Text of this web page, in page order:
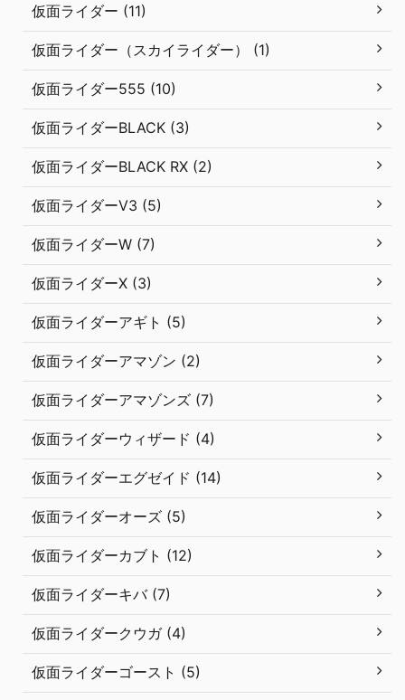
仮面ライダー (11)
仮面ライダー（スカイライダー） (1)
仮面ライダー555 (10)
仮面ライダーBLACK (3)
仮面ライダーBLACK RX (2)
仮面ライダーV3 (5)
仮面ライダーW (7)
仮面ライダーX (3)
仮面ライダーアギト (5)
仮面ライダーアマゾン (2)
仮面ライダーアマゾンズ (7)
仮面ライダーウィザード (4)
仮面ライダーエグゼイド (14)
仮面ライダーオーズ (5)
仮面ライダーカブト (12)
仮面ライダーキバ (7)
仮面ライダークウガ (4)
仮面ライダーゴースト (5)